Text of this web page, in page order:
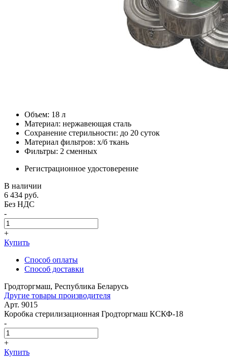
Объем: 18 л
Материал: нержавеющая сталь
Сохранение стерильности: до 20 суток
Материал фильтров: х/б ткань
Фильтры: 2 сменных
Регистрационное удостоверение
В наличии
6 434 руб.
Без НДС
-
+
Купить
Способ оплаты
Способ доставки
Гродторгмаш, Республика Беларусь
Другие товары производителя
Арт. 9015
Коробка стерилизационная Гродторгмаш КСКФ-18
-
+
Купить